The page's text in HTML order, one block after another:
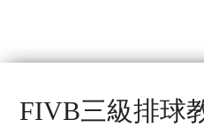
FIVB三級排球